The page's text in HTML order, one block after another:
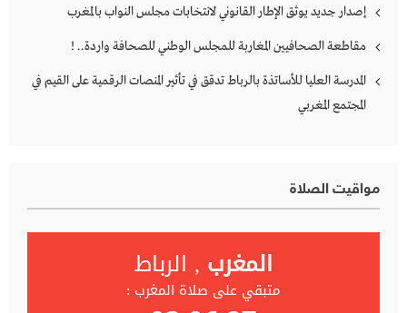
إصدار جديد يوثق الإطار القانوني لانتخابات مجلس النواب بالمغرب
مقاطعة الصحافيين المغاربة للمجلس الوطني للصحافة واردة.. !
المدرسة العليا للأساتذة بالرباط تدقق في تأثير المنصات الرقمية على القيم في
المجتمع المغربي
مواقيت الصلاة